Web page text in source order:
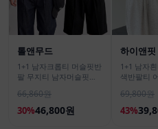
톨앤무드
1+1 남자크롭티 머슬핏반
팔 무지티 남자머슬핏반
66,860원
30%46,800원
하이앤핏
1+1 남자
색반팔티
69,800원
43%